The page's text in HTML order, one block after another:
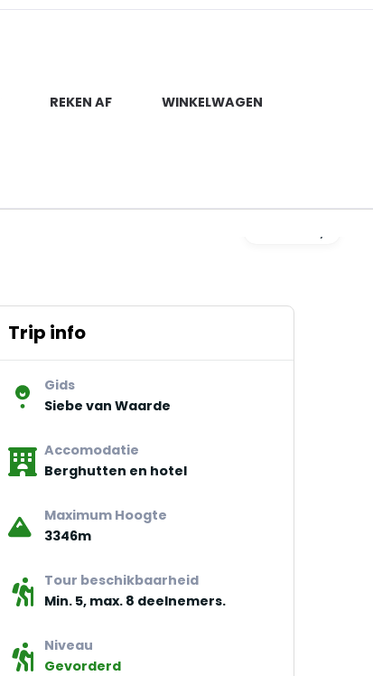
REKEN AF WINKELWAGEN
Trip info
Gids
Siebe van Waarde
Accomodatie
Berghutten en hotel
Maximum Hoogte
3346m
Tour beschikbaarheid
Min. 5, max. 8 deelnemers.
Niveau
Gevorderd